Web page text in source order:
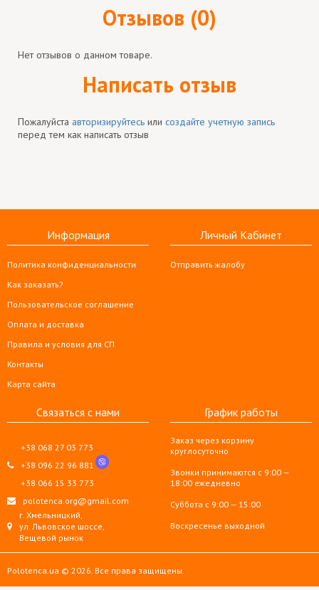
Отзывов (0)
Нет отзывов о данном товаре.
Написать отзыв
Пожалуйста авторизируйтесь или создайте учетную запись
перед тем как написать отзыв
Информация
Политика конфиденциальности
Как заказать?
Пользовательское соглашение
Оплата и доставка
Правила и условия для СП
Контакты
Карта сайта
Личный Кабинет
Отправить жалобу
Связаться с нами
+38 068 27 03 773
+38 096 22 96 881
+38 066 15 33 773
polotenca.org@gmail.com
г. Хмельницкий,
ул. Львовское шоссе,
Вещевой рынок
График работы
Заказ через корзину
круглосуточно
Звонки принимаются с 9:00 —
18:00 ежедневно
Суббота с 9:00 — 15:00
Воскресенье выходной
Polotenca.ua © 2026. Все права защищены.